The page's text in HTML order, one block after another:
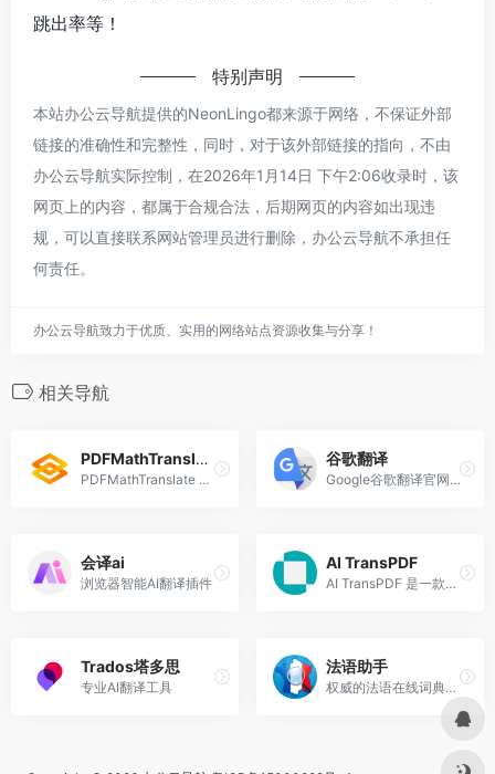
跳出率等！
特别声明
本站办公云导航提供的NeonLingo都来源于网络，不保证外部
链接的准确性和完整性，同时，对于该外部链接的指向，不由
办公云导航实际控制，在2026年1月14日 下午2:06收录时，该
网页上的内容，都属于合规合法，后期网页的内容如出现违
规，可以直接联系网站管理员进行删除，办公云导航不承担任
何责任。
办公云导航致力于优质、实用的网络站点资源收集与分享！
相关导航
PDFMathTranslate
PDFMathTranslate 是一款专为科学论文和复杂文档翻译设计的开源工具，旨在提供高精度、格式保留的双语对照翻译服务。
谷歌翻译
Google谷歌翻译官网入口
会译ai
浏览器智能AI翻译插件
AI TransPDF
AI TransPDF 是一款专注于智能翻译 PDF 文档的工具，旨在高效、准确地完成 PDF 文档的翻译工作。
Trados塔多思
专业AI翻译工具
法语助手
权威的法语在线词典，提供法语翻译、法语动词变位、法语输入法、法语学校课程学习、法语题库字典、法语背单词、法语入门听力发音等